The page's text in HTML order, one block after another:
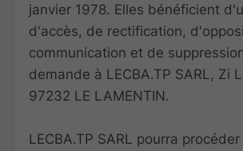
janvier 1978. Elles bénéficient
d'accès, de rectification,
communication et de
demande à LECBA.TP SARL, Zi
97232 LE LAMENTIN.
LECBA.TP SARL pourra